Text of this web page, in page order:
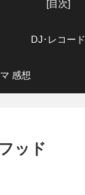
[目次]
DJ･レコード
感想
ッド